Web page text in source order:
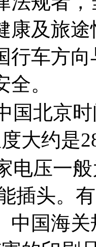
康及旅
行车方
。
国北京
大约是
电压一
插头。
中国海